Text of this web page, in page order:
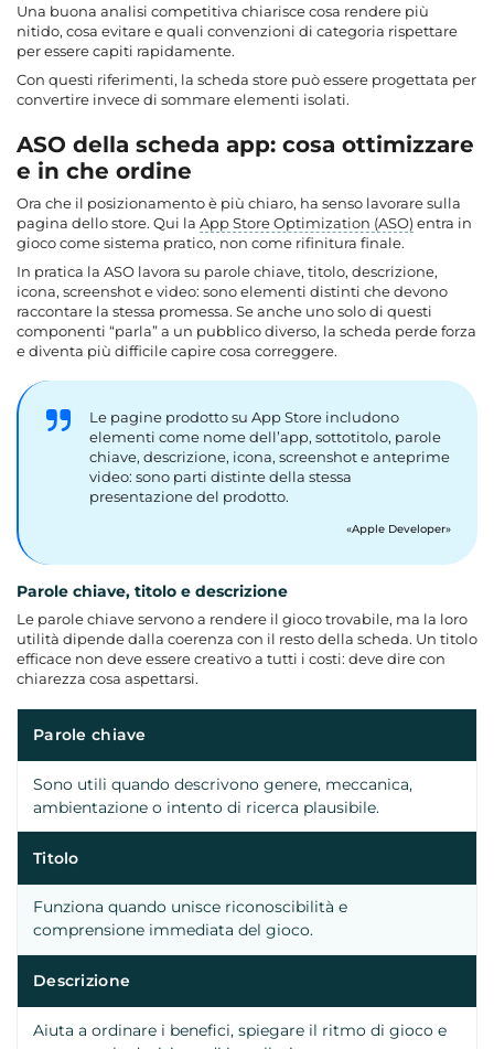
Una buona analisi competitiva chiarisce cosa rendere più
nitido, cosa evitare e quali convenzioni di categoria rispettare
per essere capiti rapidamente.
Con questi riferimenti, la scheda store può essere progettata per
convertire invece di sommare elementi isolati.
ASO della scheda app: cosa ottimizzare
e in che ordine
Ora che il posizionamento è più chiaro, ha senso lavorare sulla
pagina dello store. Qui la App Store Optimization (ASO) entra in
gioco come sistema pratico, non come rifinitura finale.
In pratica la ASO lavora su parole chiave, titolo, descrizione,
icona, screenshot e video: sono elementi distinti che devono
raccontare la stessa promessa. Se anche uno solo di questi
componenti “parla” a un pubblico diverso, la scheda perde forza
e diventa più difficile capire cosa correggere.
Le pagine prodotto su App Store includono
elementi come nome dell’app, sottotitolo, parole
chiave, descrizione, icona, screenshot e anteprime
video: sono parti distinte della stessa
presentazione del prodotto.
Apple Developer
Parole chiave, titolo e descrizione
Le parole chiave servono a rendere il gioco trovabile, ma la loro
utilità dipende dalla coerenza con il resto della scheda. Un titolo
efficace non deve essere creativo a tutti i costi: deve dire con
chiarezza cosa aspettarsi.
Parole chiave
Sono utili quando descrivono genere, meccanica,
ambientazione o intento di ricerca plausibile.
Titolo
Funziona quando unisce riconoscibilità e
comprensione immediata del gioco.
Descrizione
Aiuta a ordinare i benefici, spiegare il ritmo di gioco e